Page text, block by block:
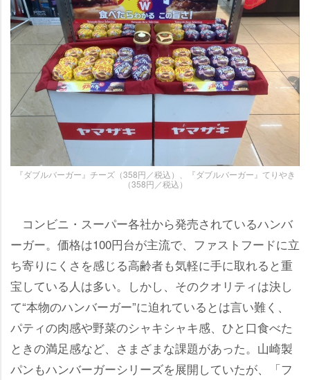
『ダブルバーガー』チーズ（358円／税込）、『ダブルバーガー』てりやき
（358円／税込）
コンビニ・スーパー各社から発売されているハンバ
ーガー。価格は100円台が主流で、ファストフードに立
ち寄りにくさを感じる高齢者も気軽に手に取れると重
宝している人は多い。しかし、そのクオリティは決し
て“本物のハンバーガー”に迫れているとは言い難く、
パティの肉感や野菜のシャキシャキ感、ひと口食べた
ときの満足感など、さまざまな課題があった。山崎製
パンもハンバーガーシリーズを展開していたが、「フ